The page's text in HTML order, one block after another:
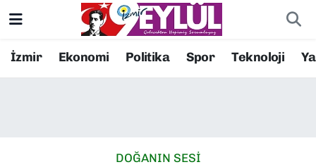
İzmir Ekonomi Politika Spor Teknoloji
DOĞANIN SESİ
Resmi İlanlar
Konak Nöbetçi Eczaneler
Süper Lig Puan Durumu ve Fikstür